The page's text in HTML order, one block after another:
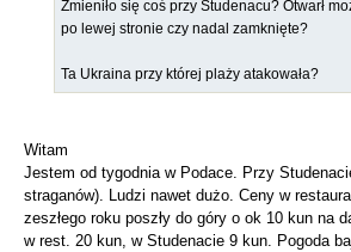
Zmieniło się coś przy Studenacu? Otwarł
po lewej stronie czy nadal zamknięte?
Ta Ukraina przy której plaży atakowała?
Witam
Jestem od tygodnia w Podace. Przy
straganów). Ludzi nawet dużo. Ceny w
zeszłego roku poszły do góry o ok 10 kun na
w rest. 20 kun, w Studenacie 9 kun. Pogoda